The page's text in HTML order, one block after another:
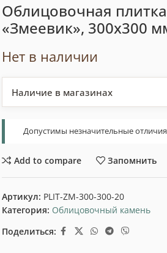
128 900₸
Облицовочная
«Змеевик», 300х300
Нет в наличии
Наличие в магазинах
Допустимы незначительные
Add to compare Запомнить
Артикул: PLIT-ZM-300-300-20
Категория: Облицовочный камень
Поделиться: